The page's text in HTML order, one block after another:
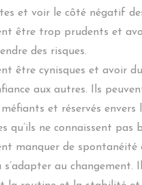
et voir le côté négatif
être trop prudents et
des risques.
être cynisques et avoir
aux autres. Ils
et réservés envers
qu’ils ne connaissent pas
manquer de spontanéité
s’adapter au changement.